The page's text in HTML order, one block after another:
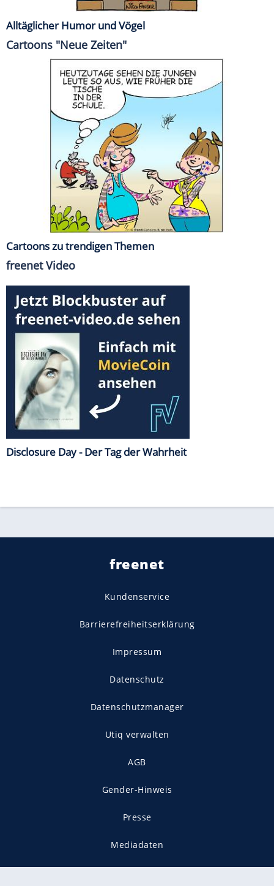
Alltäglicher Humor und Vögel
Cartoons "Neue Zeiten"
Cartoons zu trendigen Themen
freenet Video
Disclosure Day - Der Tag der Wahrheit
freenet
Kundenservice
Barrierefreiheitserklärung
Impressum
Datenschutz
Datenschutzmanager
Utiq verwalten
AGB
Gender-Hinweis
Presse
Mediadaten